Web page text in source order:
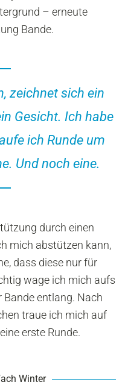
– erneute
Bande.
zeichnet sich ein
Gesicht. Ich habe
ich Runde um
Und noch eine.
durch einen
mich abstützen kann,
dass diese nur für
wage ich mich aufs
Bande entlang. Nach
traue ich mich auf
erste Runde.
Winter